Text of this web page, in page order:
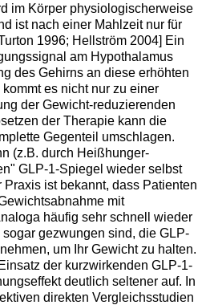
im Körper physiologischerweise
ist nach einer Mahlzeit nur für
1996; Hellström 2004] Ein
am Hypothalamus
des Gehirns an diese erhöhten
es nicht nur zu einer
der Gewicht-reduzierenden
der Therapie kann die
Gegenteil umschlagen.
(z.B. durch Heißhunger-
GLP-1-Spiegel wieder selbst
ist bekannt, dass Patienten
mit
häufig sehr schnell wieder
gezwungen sind, die GLP-
um Ihr Gewicht zu halten.
der kurzwirkenden GLP-1-
deutlich seltener auf. In
direkten Vergleichsstudien